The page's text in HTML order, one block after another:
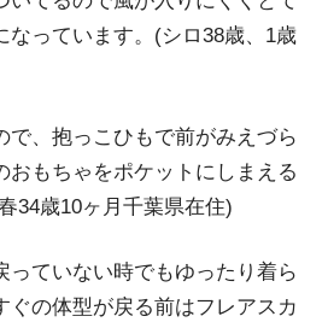
なっています。(シロ38歳、1歳
で、抱っこひもで前がみえづら
おもちゃをポケットにしまえる
34歳10ヶ月千葉県在住)
っていない時でもゆったり着ら
ぐの体型が戻る前はフレアスカ